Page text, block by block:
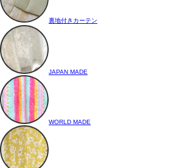
裏地付きカーテン
JAPAN MADE
WORLD MADE